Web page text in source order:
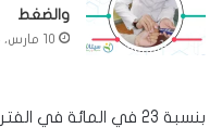
والضغط
10 مارس، 2014